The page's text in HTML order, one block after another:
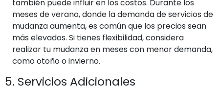
también puede influir en los costos. Durante los
meses de verano, donde la demanda de servicios de
mudanza aumenta, es común que los precios sean
más elevados. Si tienes flexibilidad, considera
realizar tu mudanza en meses con menor demanda,
como otoño o invierno.
5. Servicios Adicionales